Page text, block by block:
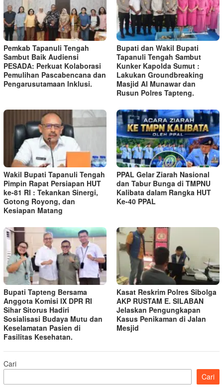
Pemkab Tapanuli Tengah
Sambut Baik Audiensi
PESADA: Perkuat Kolaborasi
Pemulihan Pascabencana dan
Pengarusutamaan Inklusi.
Bupati dan Wakil Bupati
Tapanuli Tengah Sambut
Kunker Kapolda Sumut :
Lakukan Groundbreaking
Masjid Al Munawar dan
Rusun Polres Tapteng.
Wakil Bupati Tapanuli Tengah
Pimpin Rapat Persiapan HUT
ke-81 RI : Tekankan Sinergi,
Gotong Royong, dan
Kesiapan Matang
PPAL Gelar Ziarah Nasional
dan Tabur Bunga di TMPNU
Kalibata dalam Rangka HUT
Ke-40 PPAL
Bupati Tapteng Bersama
Anggota Komisi IX DPR RI
Sihar Sitorus Hadiri
Sosialisasi Budaya Mutu dan
Keselamatan Pasien di
Fasilitas Kesehatan.
Kasat Reskrim Polres Sibolga
AKP RUSTAM E. SILABAN
Jelaskan Pengungkapan
Kasus Penikaman di Jalan
Mesjid
Cari
Cari